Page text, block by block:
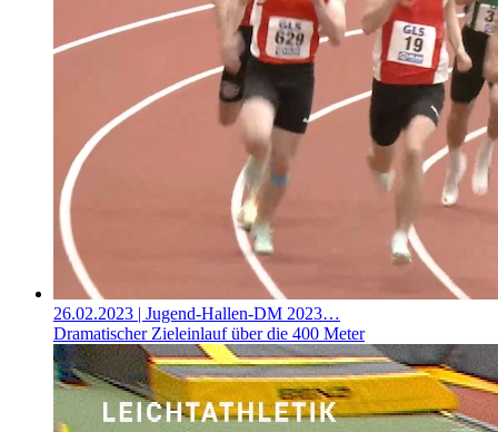
26.02.2023 | Jugend-Hallen-DM 2023…
Dramatischer Zieleinlauf über die 400 Meter